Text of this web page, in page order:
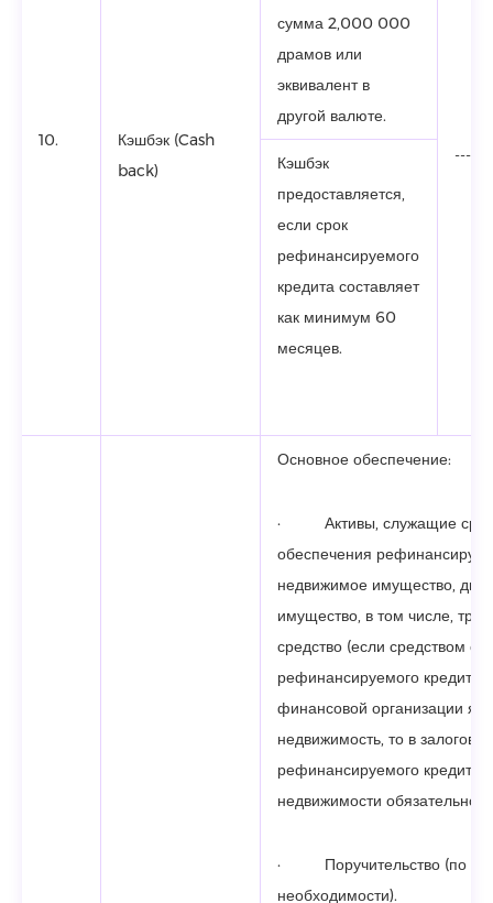
10.
Кэшбэк (Cash
back)
сумма 2,000 000
драмов или
эквивалент в
другой валюте.
Кэшбэк
предоставляется,
если срок
рефинансируемого
кредита составляет
как минимум 60
месяцев.
Основное обеспечение:
· Активы, служащие
обеспечения
недвижимое имущество,
имущество, в том числе,
средство (если средством
рефинансируемого кредита
финансовой организации
недвижимость, то в залоговой
рефинансируемого кредита
недвижимости обязательно),
· Поручительство (по
необходимости).